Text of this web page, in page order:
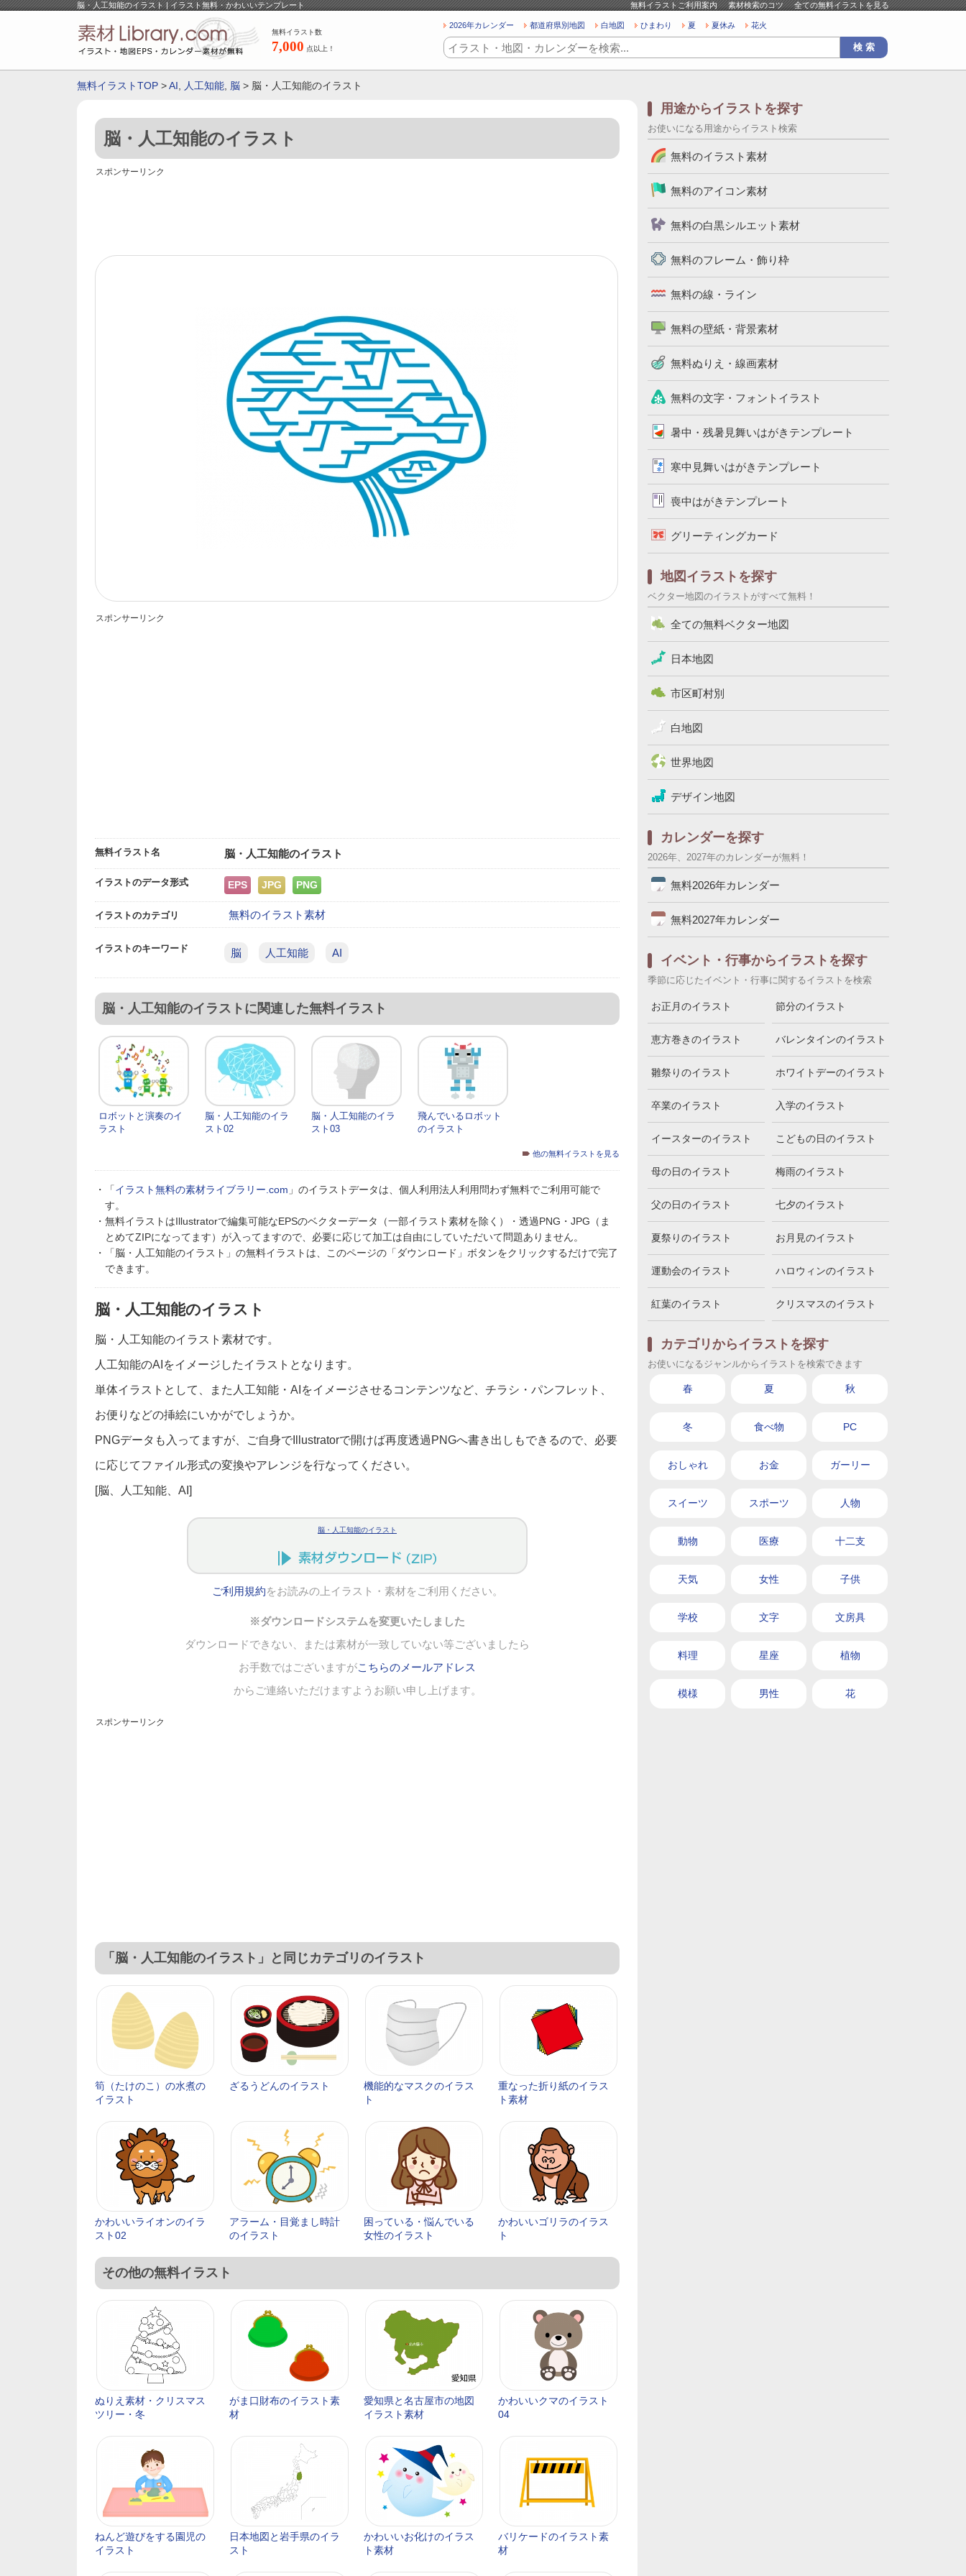
脳・人工知能のイラスト | イラスト無料・かわいいテンプレート 無料イラストご利用案内 素材検索のコツ 全ての無料イラストを見る
無料イラスト数
7,000 点以上！
2026年カレンダー 都道府県別地図 白地図 ひまわり 夏 夏休み 花火
無料イラストTOP >AI 人工知能 脳 > 脳・人工知能のイラスト
脳・人工知能のイラスト
スポンサーリンク
スポンサーリンク
無料イラスト名 脳・人工知能のイラスト
イラストのデータ形式 EPS JPG PNG
イラストのカテゴリ 無料のイラスト素材
イラストのキーワード 脳 人工知能 AI
脳・人工知能のイラストに関連した無料イラスト
ロボットと演奏のイ
ラスト
脳・人工知能のイラ
スト02
脳・人工知能のイラ
スト03
飛んでいるロボット
のイラスト
他の無料イラストを見る
・「イラスト無料の素材ライブラリー.com 」のイラストデータは、個人利用法人利用問わず無料でご利用可能で
す。
・無料イラストはIllustratorで編集可能なEPSのベクターデータ（一部イラスト素材を除く）・透過PNG・JPG（ま
とめてZIPになってます）が入ってますので、必要に応じて加工は自由にしていただいて問題ありません。
・「脳・人工知能のイラスト」の無料イラストは、このページの「ダウンロード」ボタンをクリックするだけで完了
できます。
脳・人工知能のイラスト
脳・人工知能のイラスト素材です。
人工知能のAIをイメージしたイラストとなります。
単体イラストとして、また人工知能・AIをイメージさせるコンテンツなど、チラシ・パンフレット、
お便りなどの挿絵にいかがでしょうか。
PNGデータも入ってますが、ご自身でIllustratorで開けば再度透過PNGへ書き出しもできるので、必要
に応じてファイル形式の変換やアレンジを行なってください。
[脳、人工知能、AI]
脳・人工知能のイラスト
ご利用規約をお読みの上イラスト・素材をご利用ください。
※ダウンロードシステムを変更いたしました
ダウンロードできない、または素材が一致していない等ございましたら
お手数ではございますがこちらのメールアドレス
からご連絡いただけますようお願い申し上げます。
スポンサーリンク
「脳・人工知能のイラスト」と同じカテゴリのイラスト
筍（たけのこ）の水煮の
イラスト
ざるうどんのイラスト
機能的なマスクのイラス
ト
重なった折り紙のイラス
ト素材
かわいいライオンのイラ
スト02
アラーム・目覚まし時計
のイラスト
困っている・悩んでいる
女性のイラスト
かわいいゴリラのイラス
ト
その他の無料イラスト
ぬりえ素材・クリスマス
ツリー・冬
がま口財布のイラスト素
材
愛知県と名古屋市の地図
イラスト素材
かわいいクマのイラスト
04
ねんど遊びをする園児の
イラスト
日本地図と岩手県のイラ
スト
かわいいお化けのイラス
ト素材
バリケードのイラスト素
材
用途からイラストを探す
お使いになる用途からイラスト検索
無料のイラスト素材
無料のアイコン素材
無料の白黒シルエット素材
無料のフレーム・飾り枠
無料の線・ライン
無料の壁紙・背景素材
無料ぬりえ・線画素材
無料の文字・フォントイラスト
暑中・残暑見舞いはがきテンプレート
寒中見舞いはがきテンプレート
喪中はがきテンプレート
グリーティングカード
地図イラストを探す
ベクター地図のイラストがすべて無料！
全ての無料ベクター地図
日本地図
市区町村別
白地図
世界地図
デザイン地図
カレンダーを探す
2026年、2027年のカレンダーが無料！
無料2026年カレンダー
無料2027年カレンダー
イベント・行事からイラストを探す
季節に応じたイベント・行事に関するイラストを検索
お正月のイラスト 節分のイラスト
恵方巻きのイラスト バレンタインのイラスト
雛祭りのイラスト ホワイトデーのイラスト
卒業のイラスト 入学のイラスト
イースターのイラスト こどもの日のイラスト
母の日のイラスト 梅雨のイラスト
父の日のイラスト 七夕のイラスト
夏祭りのイラスト お月見のイラスト
運動会のイラスト ハロウィンのイラスト
紅葉のイラスト クリスマスのイラスト
カテゴリからイラストを探す
お使いになるジャンルからイラストを検索できます
春 夏 秋
冬 食べ物 PC
おしゃれ お金 ガーリー
スイーツ スポーツ 人物
動物 医療 十二支
天気 女性 子供
学校 文字 文房具
料理 星座 植物
模様 男性 花